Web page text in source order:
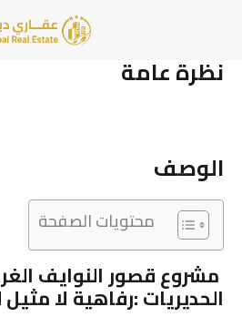
نظرة عامة
الوصف
محتويات الصفحة
مشروع قصور النوايف
الحديريات :رفاهية لا مثيل